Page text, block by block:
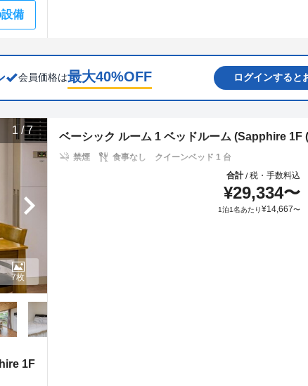
備
会員価格は最大40%OFF ログインすると
1 /7
1F
7枚
ベーシック ルーム 1 ベッドルーム (Sapphire
禁煙 食事なし
クイーンベッド 1 台
合計/税・手数料込
¥29,334〜
1泊1名あたり¥14,667〜